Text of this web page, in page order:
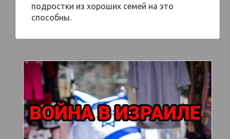
подростки из хороших семей на это
способны.